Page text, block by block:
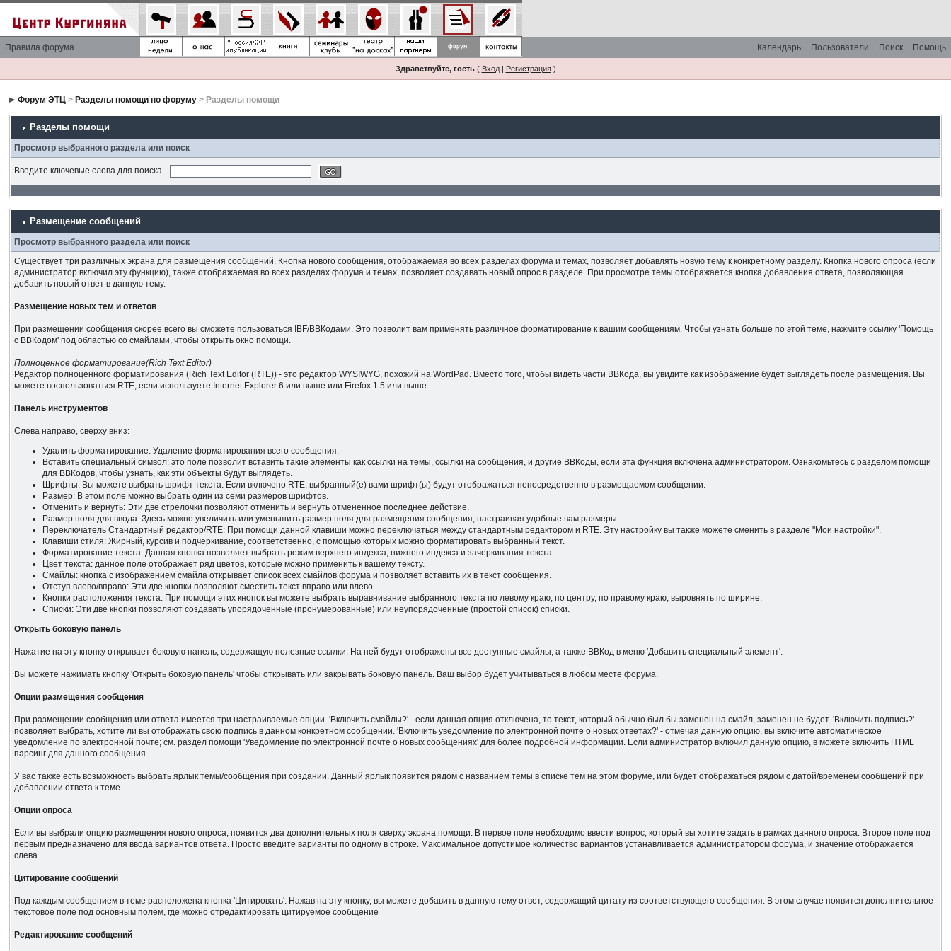
Правила форума Помощь
Поиск
Пользователи
Календарь
Здравствуйте, гость( Вход| Регистрация)
Форум ЭТЦ > Разделы помощи по форуму > Разделы помощи
Разделы помощи
Просмотр выбранного раздела или поиск
Введите ключевые слова для поиска
Размещение сообщений
Просмотр выбранного раздела или поиск
Существует три различных экрана для размещения сообщений. Кнопка нового сообщения, отображаемая во всех разделах форума и темах, позволяет добавлять новую тему к конкретному разделу. Кнопка нового опроса (если
администратор включил эту функцию), также отображаемая во всех разделах форума и темах, позволяет создавать новый опрос в разделе. При просмотре темы отображается кнопка добавления ответа, позволяющая
добавить новый ответ в данную тему.
Размещение новых тем и ответов
При размещении сообщения скорее всего вы сможете пользоваться IBF/BBКодами. Это позволит вам применять различное форматирование к вашим сообщениям. Чтобы узнать больше по этой теме, нажмите ссылку 'Помощь
с BBКодом' под областью со смайлами, чтобы открыть окно помощи.
Полноценное форматирование(Rich Text Editor)
Редактор полноценного форматирования (Rich Text Editor (RTE)) - это редактор WYSIWYG, похожий на WordPad. Вместо того, чтобы видеть части ВВКода, вы увидите как изображение будет выглядеть после размещения. Вы
можете воспользоваться RTE, если используете Internet Explorer 6 или выше или Firefox 1.5 или выше.
Панель инструментов
Слева направо, сверху вниз:
Удалить форматирование: Удаление форматирования всего сообщения.
Вставить специальный символ: это поле позволит вставить такие элементы как ссылки на темы, ссылки на сообщения, и другие ВВКоды, если эта функция включена администратором. Ознакомьтесь с разделом помощи
для ВВКодов, чтобы узнать, как эти объекты будут выглядеть.
Шрифты: Вы можете выбрать шрифт текста. Если включено RTE, выбранный(е) вами шрифт(ы) будут отображаться непосредственно в размещаемом сообщении.
Размер: В этом поле можно выбрать один из семи размеров шрифтов.
Отменить и вернуть: Эти две стрелочки позволяют отменить и вернуть отмененное последнее действие.
Размер поля для ввода: Здесь можно увеличить или уменьшить размер поля для размещения сообщения, настраивая удобные вам размеры.
Переключатель Стандартный редактор/RTE: При помощи данной клавиши можно переключаться между стандартным редактором и RTE. Эту настройку вы также можете сменить в разделе "Мои настройки".
Клавиши стиля: Жирный, курсив и подчеркивание, соответственно, с помощью которых можно форматировать выбранный текст.
Форматирование текста: Данная кнопка позволяет выбрать режим верхнего индекса, нижнего индекса и зачеркивания текста.
Цвет текста: данное поле отображает ряд цветов, которые можно применить к вашему тексту.
Смайлы: кнопка с изображением смайла открывает список всех смайлов форума и позволяет вставить их в текст сообщения.
Отступ влево/вправо: Эти две кнопки позволяют сместить текст вправо или влево.
Кнопки расположения текста: При помощи этих кнопок вы можете выбрать выравнивание выбранного текста по левому краю, по центру, по правому краю, выровнять по ширине.
Списки: Эти две кнопки позволяют создавать упорядоченные (пронумерованные) или неупорядоченные (простой список) списки.
Открыть боковую панель
Нажатие на эту кнопку открывает боковую панель, содержащую полезные ссылки. На ней будут отображены все доступные смайлы, а также ВВКод в меню 'Добавить специальный элемент'.
Вы можете нажимать кнопку 'Открыть боковую панель' чтобы открывать или закрывать боковую панель. Ваш выбор будет учитываться в любом месте форума.
Опции размещения сообщения
При размещении сообщения или ответа имеется три настраиваемые опции. 'Включить смайлы?' - если данная опция отключена, то текст, который обычно был бы заменен на смайл, заменен не будет. 'Включить подпись?' -
позволяет выбрать, хотите ли вы отображать свою подпись в данном конкретном сообщении. 'Включить уведомление по электронной почте о новых ответах?' - отмечая данную опцию, вы включите автоматическое
уведомление по электронной почте; см. раздел помощи 'Уведомление по электронной почте о новых сообщениях' для более подробной информации. Если администратор включил данную опцию, в можете включить HTML
парсинг для данного сообщения.
У вас также есть возможность выбрать ярлык темы/сообщения при создании. Данный ярлык появится рядом с названием темы в списке тем на этом форуме, или будет отображаться рядом с датой/временем сообщений при
добавлении ответа к теме.
Опции опроса
Если вы выбрали опцию размещения нового опроса, появится два дополнительных поля сверху экрана помощи. В первое поле необходимо ввести вопрос, который вы хотите задать в рамках данного опроса. Второе поле под
первым предназначено для ввода вариантов ответа. Просто введите варианты по одному в строке. Максимальное допустимое количество вариантов устанавливается администратором форума, и значение отображается
слева.
Цитирование сообщений
Под каждым сообщением в теме расположена кнопка 'Цитировать'. Нажав на эту кнопку, вы можете добавить в данную тему ответ, содержащий цитату из соответствующего сообщения. В этом случае появится дополнительное
текстовое поле под основным полем, где можно отредактировать цитируемое сообщение
Редактирование сообщений